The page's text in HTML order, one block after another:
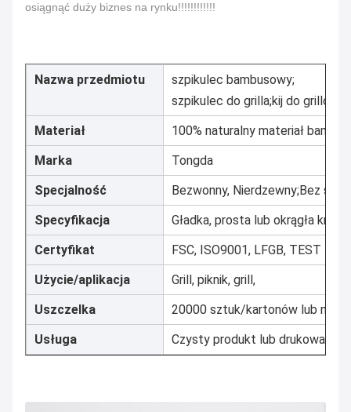
osiągnąć duży biznes na rynku!!!!!!!!!!!!
Nazwa przedmiotu
szpikulec bambusowy;
szpikulec do grilla;kij do
Materiał
100% naturalny materiał
Marka
Tongda
Specjalność
Bezwonny, Nierdzewny;Bez
Specyfikacja
Gładka, prosta lub okrągła
Certyfikat
FSC, ISO9001, LFGB, TEST
Użycie/aplikacja
Grill, piknik, grill,
Uszczelka
20000 sztuk/kartonów lub
Usługa
Czysty produkt lub drukowanie